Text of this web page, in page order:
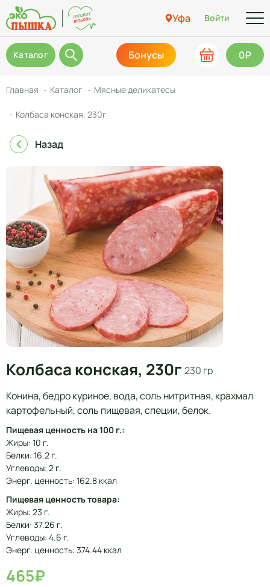
Уфа Войти
Каталог Бонусы 0₽
Главная Каталог Мясные деликатесы
Колбаса конская, 230г
Назад
Колбаса конская, 230г 230 гр
Конина, бедро куриное, вода, соль нитритная, крахмал
картофельный, соль пищевая, специи, белок.
Пищевая ценность на 100 г.:
Жиры: 10 г.
Белки: 16.2 г.
Углеводы: 2 г.
Энерг. ценность: 162.8 ккал
Пищевая ценность товара:
Жиры: 23 г.
Белки: 37.26 г.
Углеводы: 4.6 г.
Энерг. ценность: 374.44 ккал
465₽